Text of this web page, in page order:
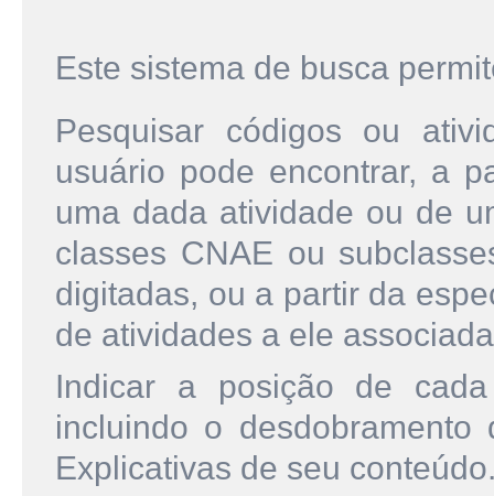
Este sistema de busca
Pesquisar códigos ou
usuário pode encontrar, a
uma dada atividade ou de
classes CNAE ou
digitadas, ou a partir da
de atividades a ele
Indicar a posição de
incluindo o
Explicativas de seu